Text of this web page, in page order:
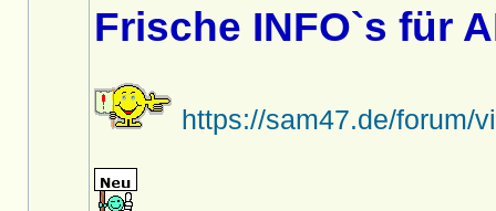
Frische INFO`s für
https://sam47.de/forum/